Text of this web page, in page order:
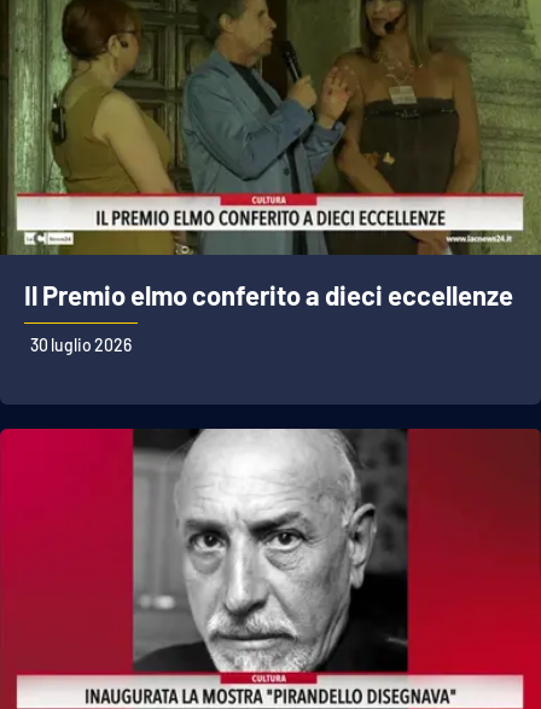
Il Premio elmo conferito a dieci eccellenze
30 luglio 2026